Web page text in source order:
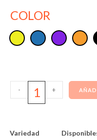
COLOR
- +
Variedad